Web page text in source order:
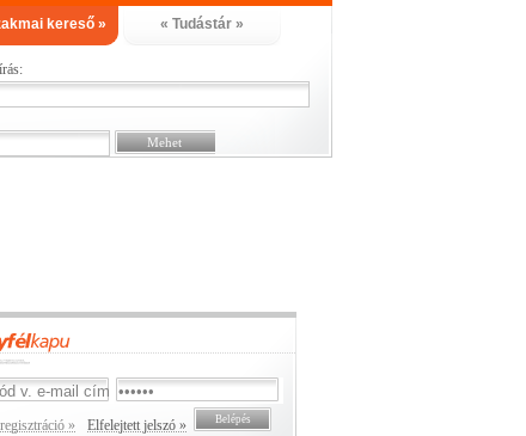
kereső » « Tudástár »
» Elfelejtett jelszó »